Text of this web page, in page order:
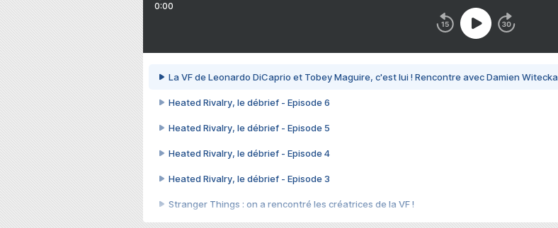
0:00
La VF de Leonardo DiCaprio et Tobey Maguire, c'est lui ! Rencontre avec Damien Witecka
Heated Rivalry, le débrief - Episode 6
Heated Rivalry, le débrief - Episode 5
Heated Rivalry, le débrief - Episode 4
Heated Rivalry, le débrief - Episode 3
Stranger Things : on a rencontré les créatrices de la VF !